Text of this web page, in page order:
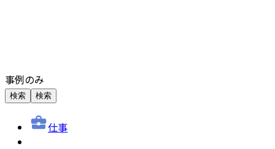
事例のみ
検索 検索
仕事